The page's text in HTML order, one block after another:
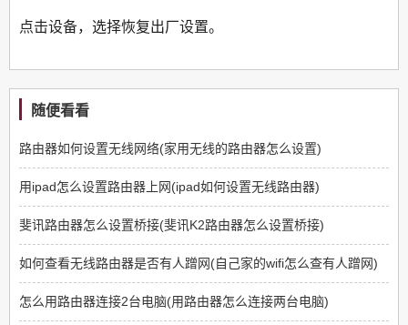
点击设备，选择恢复出厂设置。
随便看看
路由器如何设置无线网络(家用无线的路由器怎么设置)
用ipad怎么设置路由器上网(ipad如何设置无线路由器)
斐讯路由器怎么设置桥接(斐讯K2路由器怎么设置桥接)
如何查看无线路由器是否有人蹭网(自己家的wifi怎么查有人蹭网)
怎么用路由器连接2台电脑(用路由器怎么连接两台电脑)